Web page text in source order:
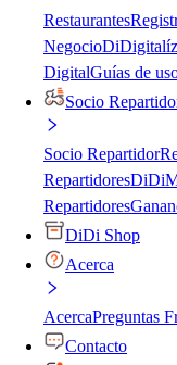
Restaurantes
Negocio
DigitalGuías de
Socio
Socio Repartidor
Repartidores
Repartidores
DiDi Shop
Acerca
AcercaPreguntas
Contacto